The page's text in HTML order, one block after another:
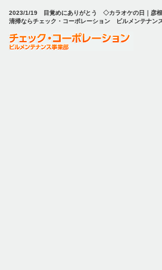
2023/1/19 目覚めにありがとう ◇カラオケの日｜彦根
清掃ならチェック・コーポレーション ビルメンテナン